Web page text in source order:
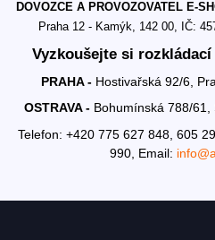
DOVOZCE A PROVOZOVATEL E-
Praha 12 - Kamýk, 142 00, IČ:
Vyzkoušejte si
PRAHA - Hostivařská 92/6,
OSTRAVA - Bohumínská 788/61,
Telefon: +420 775 627 848, 605
990, Email: